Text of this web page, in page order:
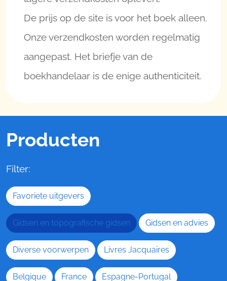
De prijs op de site is voor het boek alleen.
Onze verzendkosten worden regelmatig
aangepast. Het briefje van de
boekhandelaar is de enige authenticiteit.
Producten
Filter:
Favoriete uitgevers
Gidsen en topografische gidsen Gidsen en advies
Diverse voorwerpen Livres Jacquaires
Belgique France Espagne-Portugal